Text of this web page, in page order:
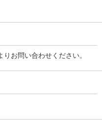
お問い合わせください。